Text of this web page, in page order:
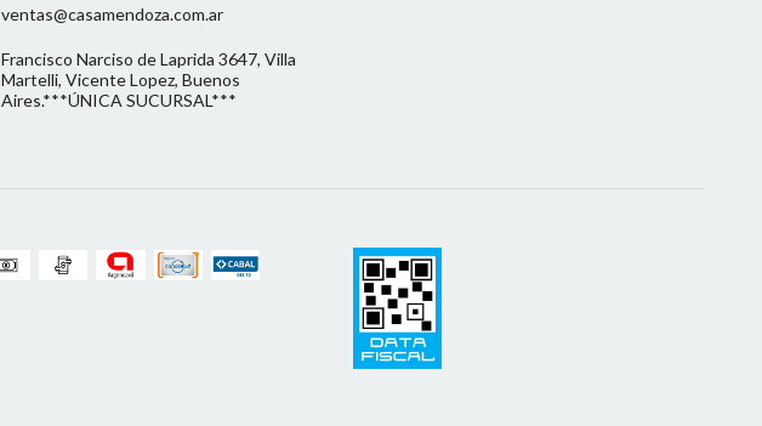
ventas@casamendoza.com.ar
Francisco Narciso de Laprida 3647, Villa
Martelli, Vicente Lopez, Buenos
Aires.***ÚNICA SUCURSAL***